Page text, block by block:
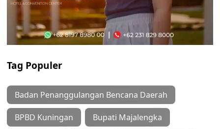
Tag Populer
Badan Penanggulangan Bencana Daerah
BPBD Kuningan Bupati Majalengka